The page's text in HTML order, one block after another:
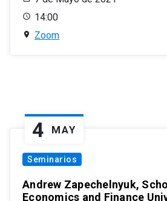
14:00
Zoom
4 MAY
Seminarios
Andrew Zapechelnyuk,
Economics and Finance